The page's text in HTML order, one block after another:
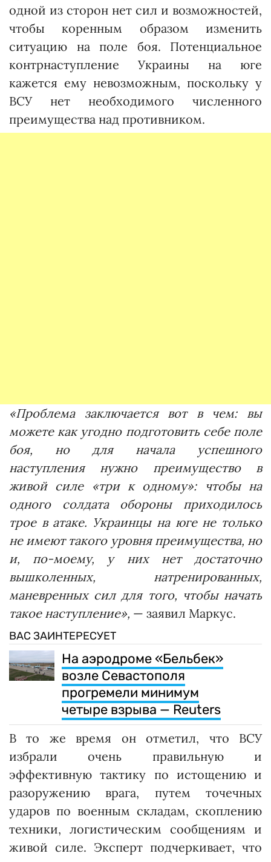
одной из сторон нет сил и возможностей,
чтобы коренным образом изменить
ситуацию на поле боя. Потенциальное
контрнаступление Украины на юге
кажется ему невозможным, поскольку у
ВСУ нет необходимого численного
преимущества над противником.
«Проблема заключается вот в чем: вы
можете как угодно подготовить себе поле
боя, но для начала успешного
наступления нужно преимущество в
живой силе «три к одному»: чтобы на
одного солдата обороны приходилось
трое в атаке. Украинцы на юге не только
не имеют такого уровня преимущества, но
и, по-моему, у них нет достаточно
вышколенных, натренированных,
маневренных сил для того, чтобы начать
такое наступление», — заявил Маркус.
ВАС ЗАИНТЕРЕСУЕТ
На аэродроме «Бельбек»
возле Севастополя
прогремели минимум
четыре взрыва — Reuters
В то же время он отметил, что ВСУ
избрали очень правильную и
эффективную тактику по истощению и
разоружению врага, путем точечных
ударов по военным складам, скоплению
техники, логистическим сообщениям и
живой силе. Эксперт подчеркивает, что